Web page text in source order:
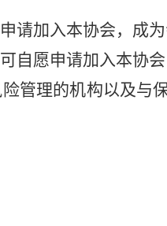
请加入本协会， 成为
自愿申请加入本协会
险管理的机构以及与